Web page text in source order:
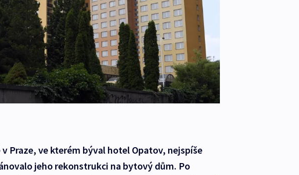
Praze, ve kterém býval hotel Opatov, nejspíše
jeho rekonstrukci na bytový dům. Po